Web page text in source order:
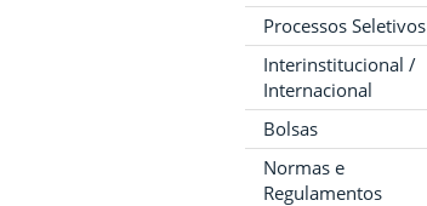
Processos Seletivos
Interinstitucional /
Internacional
Bolsas
Normas e
Regulamentos